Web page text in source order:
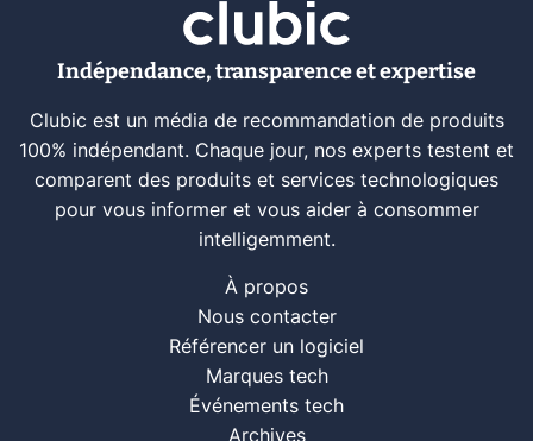
Indépendance, transparence et expertise
Clubic est un média de recommandation de produits
100% indépendant. Chaque jour, nos experts testent et
comparent des produits et services technologiques
pour vous informer et vous aider à consommer
intelligemment.
À propos
Nous contacter
Référencer un logiciel
Marques tech
Événements tech
Archives